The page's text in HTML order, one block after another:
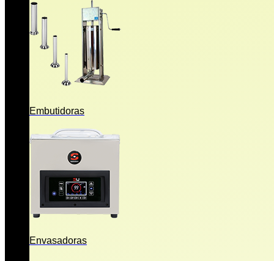
Embutidoras
Envasadoras